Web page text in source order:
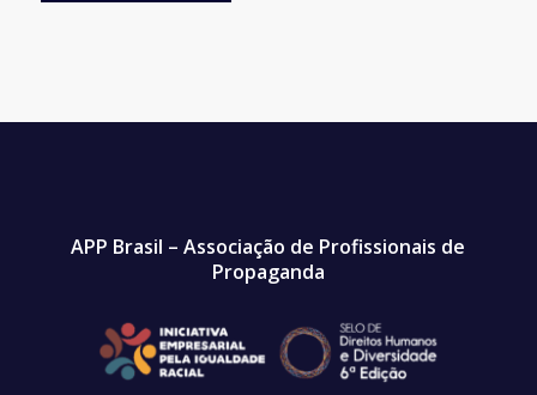
APP Brasil – Associação de Profissionais de
Propaganda